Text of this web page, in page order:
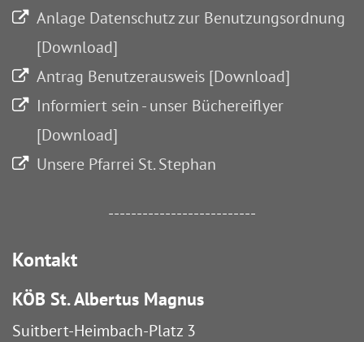
Anlage Datenschutz zur Benutzungsordnung
[Download]
Antrag Benutzerausweis [Download]
Informiert sein - unser Büchereiflyer
[Download]
Unsere Pfarrei St. Stephan
--------------------------
Kontakt
KÖB St. Albertus Magnus
Suitbert-Heimbach-Platz 3